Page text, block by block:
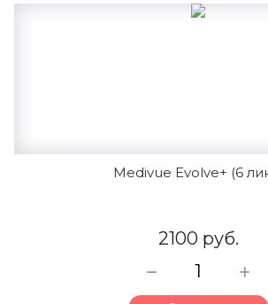
Medivue Evolve+ (6
2100 руб.